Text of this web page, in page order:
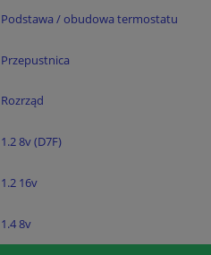
Podstawa / obudowa termostatu
Przepustnica
Rozrząd
1.2 8v (D7F)
1.2 16v
1.4 8v